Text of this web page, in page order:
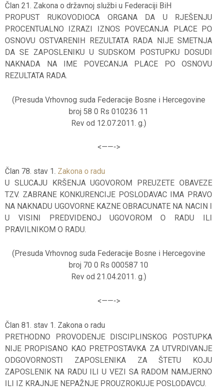
Član 21. Zakona o državnoj službi u Federaciji BiH
PROPUST RUKOVODIOCA ORGANA DA U RJEŠENJU
PROCENTUALNO IZRAZI IZNOS POVECANJA PLACE PO
OSNOVU OSTVARENIH REZULTATA RADA NIJE SMETNJA
DA SE ZAPOSLENIKU U SUDSKOM POSTUPKU DOSUDI
NAKNADA NA IME POVECANJA PLACE PO OSNOVU
REZULTATA RADA.
(Presuda Vrhovnog suda Federacije Bosne i Hercegovine
broj 58 0 Rs 010236 11
Rev od 12.07.2011. g.)
<——->
Član 78. stav 1. Zakona o radu
U SLUCAJU KRŠENJA UGOVOROM PREUZETE OBAVEZE
TZV. ZABRANE KONKURENCIJE POSLODAVAC IMA PRAVO
NA NAKNADU UGOVORNE KAZNE OBRACUNATE NA NACIN I
U VISINI PREDVIDENOJ UGOVOROM O RADU ILI
PRAVILNIKOM O RADU.
(Presuda Vrhovnog suda Federacije Bosne i Hercegovine
broj 70 0 Rs 000587 10
Rev od 21.04.2011. g.)
<——->
Član 81. stav 1. Zakona o radu
PRETHODNO PROVODENJE DISCIPLINSKOG POSTUPKA
NIJE PROPISANO KAO PRETPOSTAVKA ZA UTVRDIVANJE
ODGOVORNOSTI ZAPOSLENIKA ZA ŠTETU KOJU
ZAPOSLENIK NA RADU ILI U VEZI SA RADOM NAMJERNO
ILI IZ KRAJNJE NEPAŽNJE PROUZROKUJE POSLODAVCU.